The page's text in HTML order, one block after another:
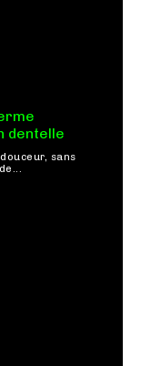
dentelle
sans